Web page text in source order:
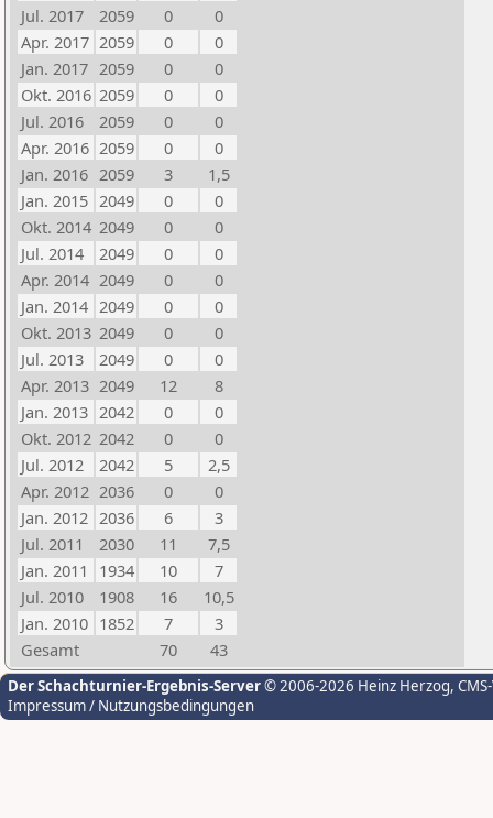
Jul. 2017
2059 0
0
Apr. 2017 2059 0
0
Jan. 2017 2059 0
0
Okt. 2016 2059 0
0
Jul. 2016
2059 0
0
Apr. 2016 2059 0
0
Jan. 2016 2059 3
1,5
Jan. 2015 2049 0
0
Okt. 2014 2049 0
0
Jul. 2014
2049 0
0
Apr. 2014 2049 0
0
Jan. 2014 2049 0
0
Okt. 2013 2049 0
0
Jul. 2013
2049 0
0
Apr. 2013 2049 12
8
Jan. 2013 2042 0
0
Okt. 2012 2042 0
0
Jul. 2012
2042 5
2,5
Apr. 2012 2036 0
0
Jan. 2012 2036 6
3
Jul. 2011
2030 11
7,5
Jan. 2011
1934 10
7
Jul. 2010
1908 16
10,5
Jan. 2010 1852 7
3
Gesamt
70 43
Der Schachturnier-Ergebnis-Server© 2006-2026 Heinz Herzog,
Impressum / Nutzungsbedingungen